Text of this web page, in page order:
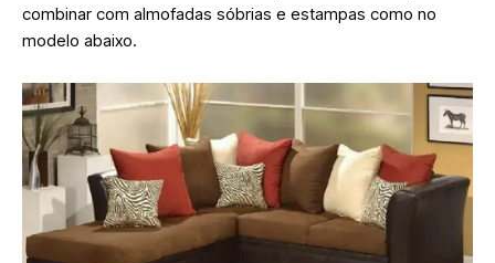
combinar com almofadas sóbrias e estampas como no
modelo abaixo.